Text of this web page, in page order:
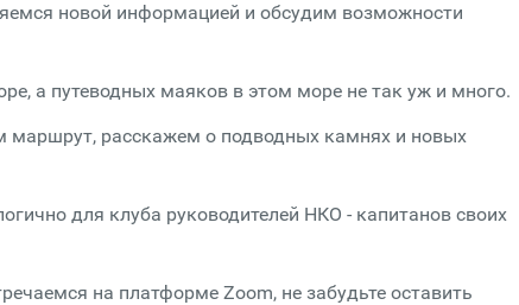
новой информацией и обсудим возможности
а путеводных маяков в этом море не так уж и много.
маршрут, расскажем о подводных камнях и новых
для клуба руководителей НКО - капитанов своих
на платформе Zoom, не забудьте оставить